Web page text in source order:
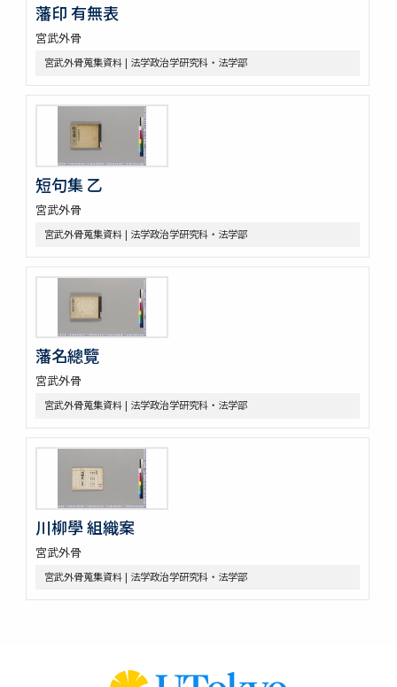
藩印 有無表
宮武外骨
宮武外骨蒐集資料 | 法学政治学研究科・法学部
短句集 乙
宮武外骨
宮武外骨蒐集資料 | 法学政治学研究科・法学部
藩名總覽
宮武外骨
宮武外骨蒐集資料 | 法学政治学研究科・法学部
川柳學 組織案
宮武外骨
宮武外骨蒐集資料 | 法学政治学研究科・法学部